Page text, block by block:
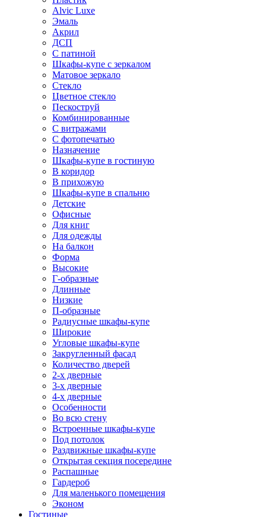
Alvic Luxe
Эмаль
Акрил
ДСП
С патиной
Шкафы-купе с зеркалом
Матовое зеркало
Стекло
Цветное стекло
Пескоструй
Комбинированные
С витражами
С фотопечатью
Назначение
Шкафы-купе в гостиную
В коридор
В прихожую
Шкафы-купе в спальню
Детские
Офисные
Для книг
Для одежды
На балкон
Форма
Высокие
Г-образные
Длинные
Низкие
П-образные
Радиусные шкафы-купе
Широкие
Угловые шкафы-купе
Закругленный фасад
Количество дверей
2-х дверные
3-х дверные
4-х дверные
Особенности
Во всю стену
Встроенные шкафы-купе
Под потолок
Раздвижные шкафы-купе
Открытая секция посередине
Распашные
Гардероб
Для маленького помещения
Эконом
Гостиные